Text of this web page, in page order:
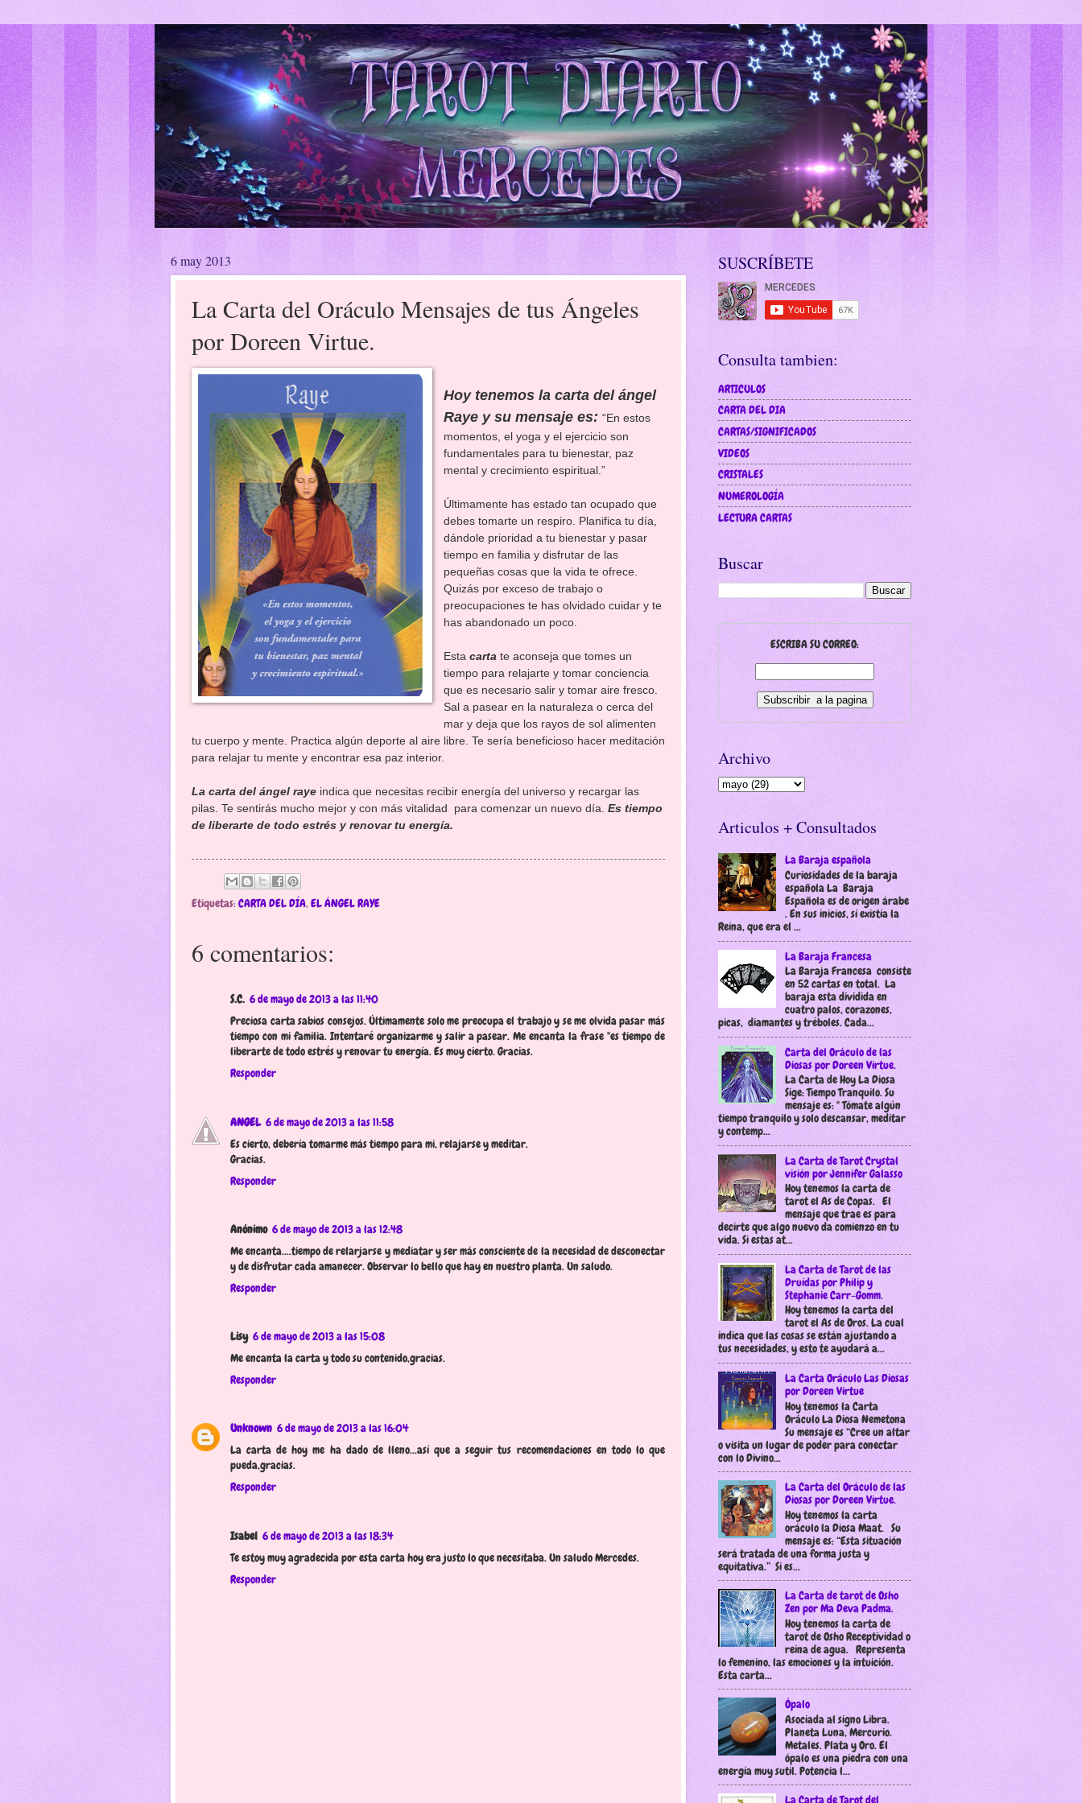
6 may 2013
La Carta del Oráculo Mensajes de tus Ángeles
por Doreen Virtue.
Hoy tenemos la carta del ángel
Raye y su mensaje es:“En estos
momentos, el yoga y el ejercicio son
fundamentales para tu bienestar, paz
mental y crecimiento espiritual.”
Últimamente has estado tan ocupado que
debes tomarte un respiro. Planifica tu día,
dándole prioridad a tu bienestar y pasar
tiempo en familia y disfrutar de las
pequeñas cosas que la vida te ofrece.
Quizás por exceso de trabajo o
preocupaciones te has olvidado cuidar y te
has abandonado un poco.
Esta carta te aconseja que tomes un
tiempo para relajarte y tomar conciencia
que es necesario salir y tomar aire fresco.
Sal a pasear en la naturaleza o cerca del
mar y deja que los rayos de sol alimenten
tu cuerpo y mente. Practica algún deporte al aire libre. Te sería beneficioso hacer meditación
para relajar tu mente y encontrar esa paz interior.
La carta del ángel raye indica que necesitas recibir energía del universo y recargar las
pilas. Te sentirás mucho mejor y con más vitalidad
para comenzar un nuevo día. Es tiempo
de liberarte de todo estrés y renovar tu energía.
Etiquetas:CARTA DEL DÍA,EL ÁNGEL RAYE
6 comentarios:
S.C. 6 de mayo de 2013 a las 11:40
Preciosa carta sabios consejos. Últimamente solo me preocupa el trabajo y se me olvida pasar más
tiempo con mi familia. Intentaré organizarme y salir a pasear. Me encanta la frase "es tiempo de
liberarte de todo estrés y renovar tu energía. Es muy cierto. Gracias.
Responder
ANGEL 6 de mayo de 2013 a las 11:58
Es cierto, debería tomarme más tiempo para mi, relajarse y meditar.
Gracias.
Responder
Anónimo 6 de mayo de 2013 a las 12:48
Me encanta....tiempo de relarjarse y mediatar y ser más consciente de la necesidad de desconectar
y de disfrutar cada amanecer. Observar lo bello que hay en nuestro planta. Un saludo.
Responder
Lisy 6 de mayo de 2013 a las 15:08
Me encanta la carta y todo su contenido,gracias.
Responder
Unknown 6 de mayo de 2013 a las 16:04
La carta de hoy me ha dado de lleno...así que a seguir tus recomendaciones en todo lo que
pueda,gracias.
Responder
Isabel 6 de mayo de 2013 a las 18:34
Te estoy muy agradecida por esta carta hoy era justo lo que necesitaba. Un saludo Mercedes.
Responder
SUSCRÍBETE
Consulta tambien:
ARTICULOS
CARTA DEL DIA
CARTAS/SIGNIFICADOS
VIDEOS
CRISTALES
NUMEROLOGÍA
LECTURA CARTAS
Buscar
ESCRIBA SU CORREO:
Archivo
Articulos + Consultados
La Baraja española
Curiosidades de la baraja
española La Baraja
Española es de origen árabe
. En sus inicios, sí existía la
Reina, que era el ...
La Baraja Francesa
La Baraja Francesa consiste
en 52 cartas en total. La
baraja esta dividida en
cuatro palos, corazones,
picas, diamantes y tréboles. Cada...
Carta del Oráculo de las
Diosas por Doreen Virtue.
La Carta de Hoy La Diosa
Sige: Tiempo Tranquilo. Su
mensaje es: " Tómate algún
tiempo tranquilo y solo descansar, meditar
y contemp...
La Carta de Tarot Crystal
visión por Jennifer Galasso
Hoy tenemos la carta de
tarot el As de Copas. El
mensaje que trae es para
decirte que algo nuevo da comienzo en tu
vida. Si estas at...
La Carta de Tarot de las
Druidas por Philip y
Stephanie Carr-Gomm.
Hoy tenemos la carta del
tarot el As de Oros. La cual
indica que las cosas se están ajustando a
tus necesidades, y esto te ayudará a...
La Carta Oráculo Las Diosas
por Doreen Virtue
Hoy tenemos la Carta
Oráculo La Diosa Nemetona
Su mensaje es “Cree un altar
o visita un lugar de poder para conectar
con lo Divino...
La Carta del Oráculo de las
Diosas por Doreen Virtue.
Hoy tenemos la carta
oráculo la Diosa Maat. Su
mensaje es: “Esta situación
será tratada de una forma justa y
equitativa.” Si es...
La Carta de tarot de Osho
Zen por Ma Deva Padma.
Hoy tenemos la carta de
tarot de Osho Receptividad o
reina de agua. Representa
lo femenino, las emociones y la intuición.
Esta carta...
Ópalo
Asociada al signo Libra.
Planeta Luna, Mercurio.
Metales. Plata y Oro. El
ópalo es una piedra con una
energía muy sutil. Potencia l...
La Carta de Tarot del